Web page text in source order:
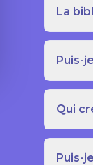
La
Puis-
Qui
Puis-